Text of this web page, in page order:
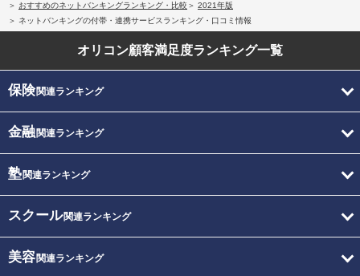
おすすめのネットバンキングランキング・比較
2021年版
ネットバンキングの付帯・連携サービスランキング・口コミ情報
オリコン顧客満足度ランキング一覧
保険関連ランキング
金融関連ランキング
塾関連ランキング
スクール関連ランキング
美容関連ランキング